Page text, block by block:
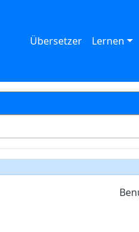
Übersetzer Lernen